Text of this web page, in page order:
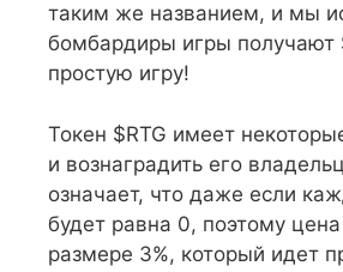
таким же названием, и мы
бомбардиры игры получают
простую игру!
Токен $RTG имеет
и вознаградить его
означает, что даже если
будет равна 0, поэтому
размере 3%, который идет